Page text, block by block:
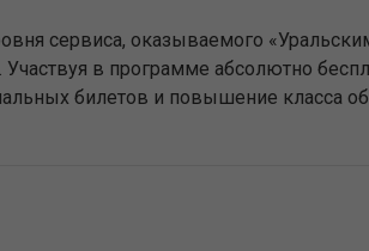
сервиса, оказываемого
в программе абсолютно
билетов и повышение класса